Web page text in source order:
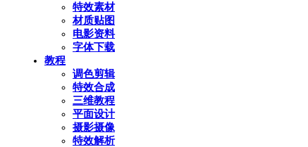
特效素材
材质贴图
电影资料
字体下载
教程
调色剪辑
特效合成
三维教程
平面设计
摄影摄像
特效解析